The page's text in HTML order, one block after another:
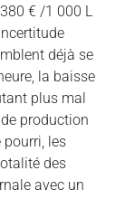
€ /1 000 L
déjà se
la baisse
plus mal
production
pourri, les
des
avec un